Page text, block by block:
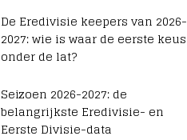
De Eredivisie keepers van 2026-
2027: wie is waar de eerste keus
onder de lat?
Seizoen 2026-2027: de
belangrijkste Eredivisie- en
Eerste Divisie-data